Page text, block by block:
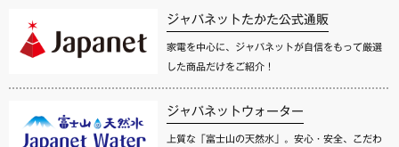
ジャパネットたかた公式通販
家電を中心に、ジャパネットが自信をもって厳選
した商品だけをご紹介！
ジャパネットウォーター
上質な「富士山の天然水」。安心・安全、こだわ